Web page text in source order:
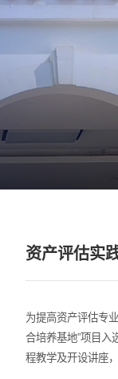
资产评估实
为提高资产评估专
合培养基地”项目入
程教学及开设讲座